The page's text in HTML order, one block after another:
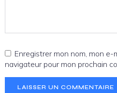
Enregistrer mon nom, mon
navigateur pour mon prochain